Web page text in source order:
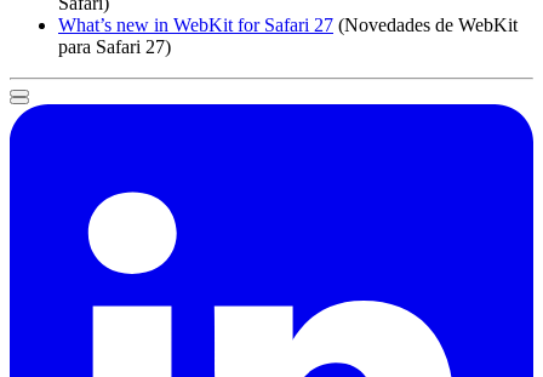
What’s new in WebKit for Safari 27 (Novedades de WebKit
para Safari 27)